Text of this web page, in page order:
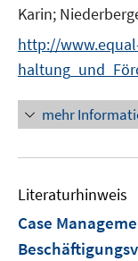
Karin;
http://
mehr
Literaturhinweis
Case